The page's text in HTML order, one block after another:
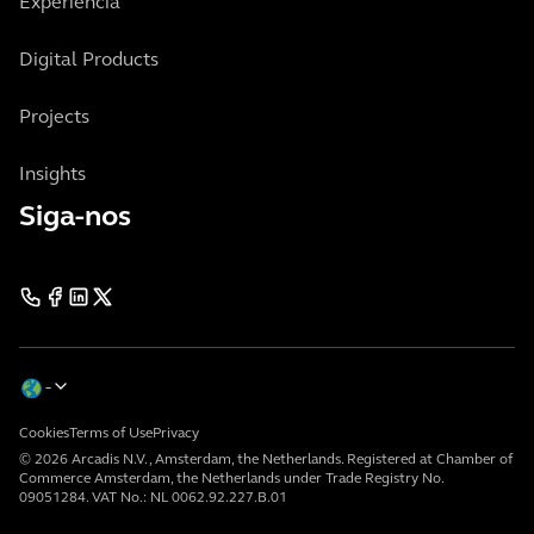
Digital Products
Projects
Insights
Siga-nos
© 2026 Arcadis N.V., Amsterdam, the Netherlands. Registered at Chamber of
Commerce Amsterdam, the Netherlands under Trade Registry No.
09051284. VAT No.: NL 0062.92.227.B.01
CookiesTerms of UsePrivacy